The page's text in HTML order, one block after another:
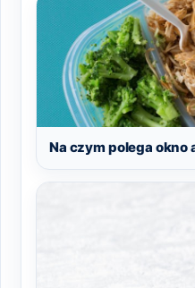
Na czym polega okno